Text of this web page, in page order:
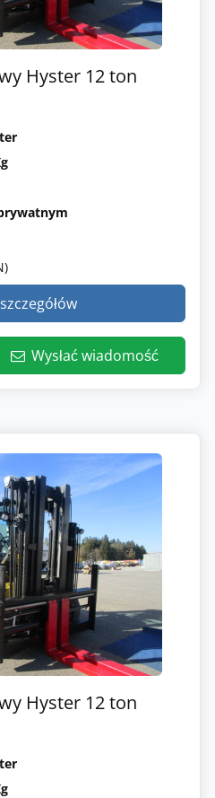
Hyster 12 ton
Wysłać wiadomość
Hyster 12 ton